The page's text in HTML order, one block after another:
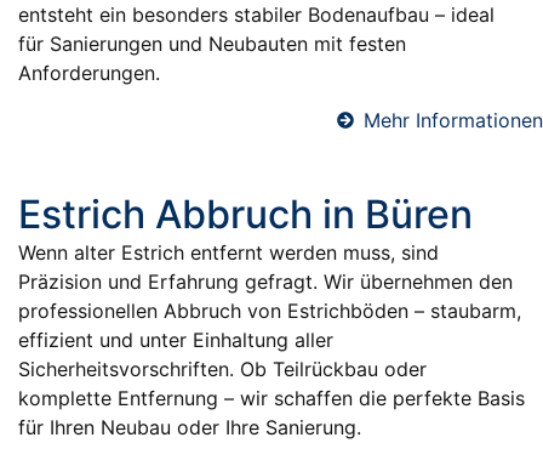
entsteht ein besonders stabiler Bodenaufbau – ideal
für Sanierungen und Neubauten mit festen
Anforderungen.
Mehr Informationen
Estrich Abbruch in Büren
Wenn alter Estrich entfernt werden muss, sind
Präzision und Erfahrung gefragt. Wir übernehmen den
professionellen Abbruch von Estrichböden – staubarm,
effizient und unter Einhaltung aller
Sicherheitsvorschriften. Ob Teilrückbau oder
komplette Entfernung – wir schaffen die perfekte Basis
für Ihren Neubau oder Ihre Sanierung.